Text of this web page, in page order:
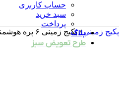
حساب کاربری
سبد خرید
پرداخت
بلاگ
طرح تعویض سبز
پکیج زمینی/ پکیج زمینی ۶ پره هوشمند گرمایش از کف فن دار شوفاژکار